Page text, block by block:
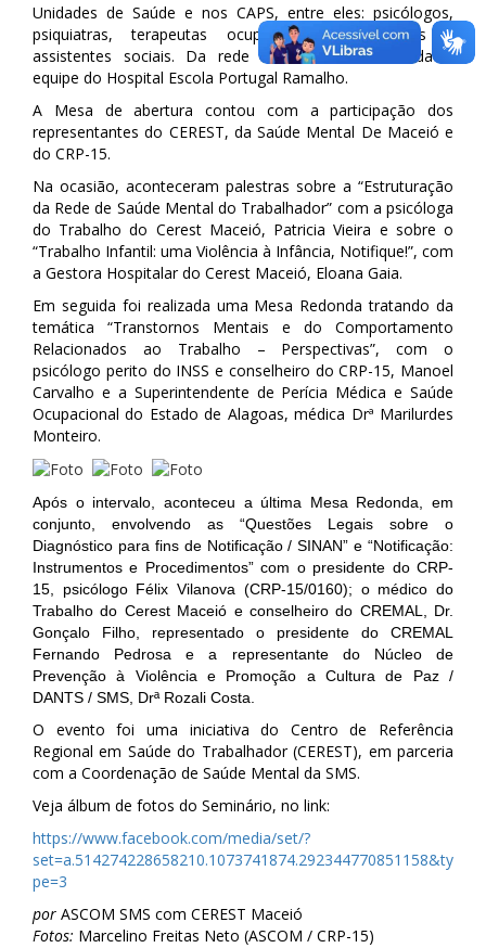
Unidades de Saúde e nos CAPS, entre eles: psicólogos,
psiquiatras, terapeutas ocupacionais, enfermeiras e
assistentes sociais. Da rede estadual foi convidada a
equipe do Hospital Escola Portugal Ramalho.
A Mesa de abertura contou com a participação dos
representantes do CEREST, da Saúde Mental De Maceió e
do CRP-15.
Na ocasião, aconteceram palestras sobre a “Estruturação
da Rede de Saúde Mental do Trabalhador” com a psicóloga
do Trabalho do Cerest Maceió, Patricia Vieira e sobre o
“Trabalho Infantil: uma Violência à Infância, Notifique!”, com
a Gestora Hospitalar do Cerest Maceió, Eloana Gaia.
Em seguida foi realizada uma Mesa Redonda tratando da
temática “Transtornos Mentais e do Comportamento
Relacionados ao Trabalho – Perspectivas”, com o
psicólogo perito do INSS e conselheiro do CRP-15, Manoel
Carvalho e a Superintendente de Perícia Médica e Saúde
Ocupacional do Estado de Alagoas, médica Drª Marilurdes
Monteiro.
Após o intervalo, aconteceu a última Mesa Redonda, em
conjunto, envolvendo as “Questões Legais sobre o
Diagnóstico para fins de Notificação / SINAN” e “Notificação:
Instrumentos e Procedimentos” com o presidente do CRP-
15, psicólogo Félix Vilanova (CRP-15/0160); o médico do
Trabalho do Cerest Maceió e conselheiro do CREMAL, Dr.
Gonçalo Filho, representado o presidente do CREMAL
Fernando Pedrosa e a representante do Núcleo de
Prevenção à Violência e Promoção a Cultura de Paz /
DANTS / SMS, Drª Rozali Costa.
O evento foi uma iniciativa do Centro de Referência
Regional em Saúde do Trabalhador (CEREST), em parceria
com a Coordenação de Saúde Mental da SMS.
Veja álbum de fotos do Seminário, no link:
https://www.facebook.com/media/set/?
set=a.514274228658210.1073741874.292344770851158&ty
pe=3
por ASCOM SMS com CEREST Maceió
Fotos: Marcelino Freitas Neto (ASCOM / CRP-15)